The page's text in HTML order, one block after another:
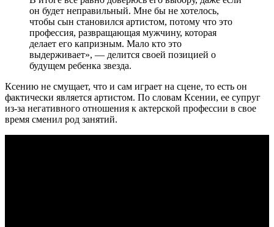
он будет неправильный. Мне бы не хотелось,
чтобы сын становился артистом, потому что это
профессия, развращающая мужчину, которая
делает его капризным. Мало кто это
выдерживает», — делится своей позицией о
будущем ребенка звезда.
Ксению не смущает, что и сам играет на сцене, то есть он
фактически является артистом. По словам Ксении, ее супруг
из-за негативного отношения к актерской профессии в свое
время сменил род занятий.